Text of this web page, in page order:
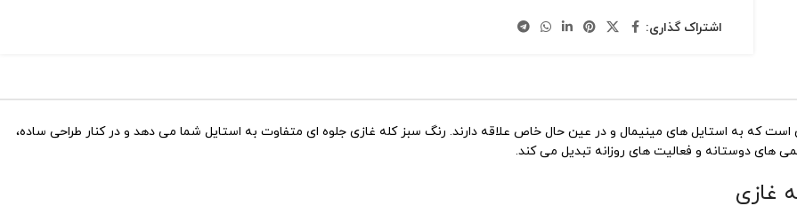
اشتراک گذاری:
است که به استایل های مینیمال و در عین حال خاص علاقه دارند. رنگ سبز کله غازی جلوه ای متفاوت به استایل شما می دهد و در کنار طراحی ساده،
های دوستانه و فعالیت های روزانه تبدیل می کند.
غازی